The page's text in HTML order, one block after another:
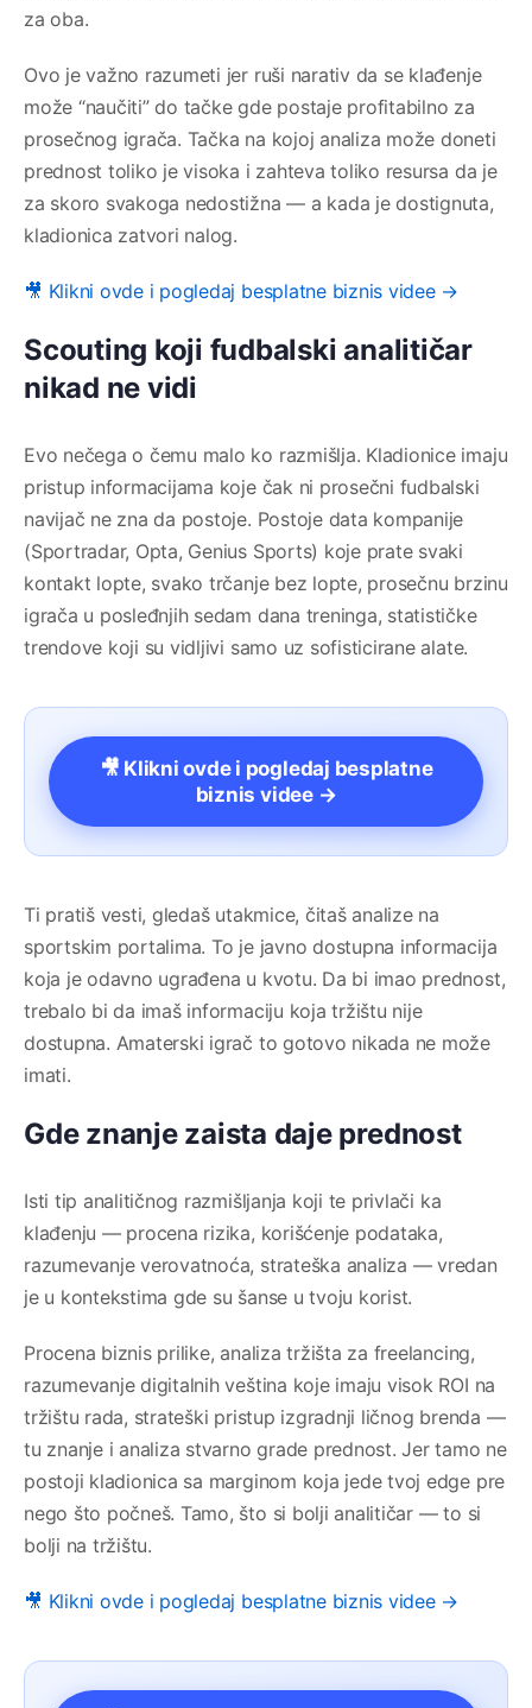
za oba.
Ovo je važno razumeti jer ruši narativ da se klađenje
može “naučiti” do tačke gde postaje profitabilno za
prosečnog igrača. Tačka na kojoj analiza može doneti
prednost toliko je visoka i zahteva toliko resursa da je
za skoro svakoga nedostižna — a kada je dostignuta,
kladionica zatvori nalog.
🎥 Klikni ovde i pogledaj besplatne biznis videe →
Scouting koji fudbalski analitičar
nikad ne vidi
Evo nečega o čemu malo ko razmišlja. Kladionice imaju
pristup informacijama koje čak ni prosečni fudbalski
navijač ne zna da postoje. Postoje data kompanije
(Sportradar, Opta, Genius Sports) koje prate svaki
kontakt lopte, svako trčanje bez lopte, prosečnu brzinu
igrača u posleđnjih sedam dana treninga, statističke
trendove koji su vidljivi samo uz sofisticirane alate.
🎥 Klikni ovde i pogledaj besplatne
biznis videe →
Ti pratiš vesti, gledaš utakmice, čitaš analize na
sportskim portalima. To je javno dostupna informacija
koja je odavno ugrađena u kvotu. Da bi imao prednost,
trebalo bi da imaš informaciju koja tržištu nije
dostupna. Amaterski igrač to gotovo nikada ne može
imati.
Gde znanje zaista daje prednost
Isti tip analitičnog razmišljanja koji te privlači ka
klađenju — procena rizika, korišćenje podataka,
razumevanje verovatnoća, strateška analiza — vredan
je u kontekstima gde su šanse u tvoju korist.
Procena biznis prilike, analiza tržišta za freelancing,
razumevanje digitalnih veština koje imaju visok ROI na
tržištu rada, strateški pristup izgradnji ličnog brenda —
tu znanje i analiza stvarno grade prednost. Jer tamo ne
postoji kladionica sa marginom koja jede tvoj edge pre
nego što počneš. Tamo, što si bolji analitičar — to si
bolji na tržištu.
🎥 Klikni ovde i pogledaj besplatne biznis videe →